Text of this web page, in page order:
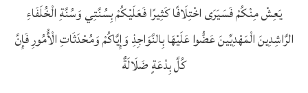
يَعِشْ مِنْكُمْ فَسَيَرَى اخْتِلَافًا كَثِيرًا فَعَلَيْكُمْ بِسُنَّتِي وَسُنَّةِ الْخُلَفَاءِ
الرَّاشِدِينَ الْمَهْدِيِّينَ عَضُّوا عَلَيْهَا بِالنَّوَاجِذِ وَإِيَّاكُمْ وَمُحْدَثَاتِ الْأُمُورِ فَإِنَّ
كُلَّ بِدْعَةٍ ضَلَالَةٌ